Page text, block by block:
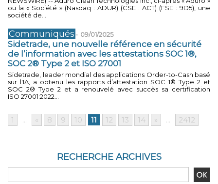
ou la « Société » (Nasdaq : ADUR) (CSE : ACT) (FSE : 9D5), une
société de...
Communiqués - 09/01/2025
Sidetrade, une nouvelle référence en sécurité
de l’information avec les attestations SOC 1®,
SOC 2® Type 2 et ISO 27001
Sidetrade, leader mondial des applications Order-to-Cash basé
sur l'IA, a obtenu les rapports d’attestation SOC 1® Type 2 et
SOC 2® Type 2 et a renouvelé avec succès sa certification
ISO 27001:2022...
1 ... « 8 9 10 11 12 13 14 » ... 2412
RECHERCHE ARCHIVES